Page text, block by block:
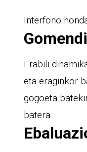
Interfono
Erabili
eta eraginkor
gogoeta
batera.